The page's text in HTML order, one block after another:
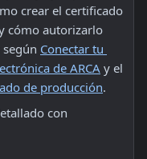
crear el certificado
cómo autorizarlo
Conectar tu
de ARCA y el
de producción.
con